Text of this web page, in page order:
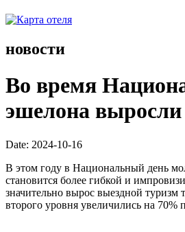
новости
Во время
эшелона
Date: 2024-10-16
В этом году в Национальный день
становится более гибкой и
значительно вырос выездной туризм
второго уровня увеличились на